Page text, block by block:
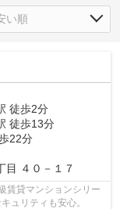
徒歩2分
徒歩13分
22分
目 ４０－１７
賃貸マンションシリー
ュリティも安心。